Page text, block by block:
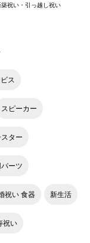
築祝い・引っ越し祝い
ス
スピーカー
スター
ーツ
祝い 食器 新生活
祝い